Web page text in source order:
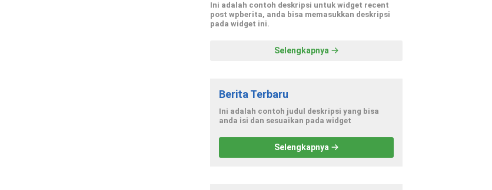
Ini adalah contoh deskripsi untuk widget recent
post wpberita, anda bisa memasukkan deskripsi
pada widget ini.
Selengkapnya
Berita Terbaru
Ini adalah contoh judul deskripsi yang bisa
anda isi dan sesuaikan pada widget
Selengkapnya